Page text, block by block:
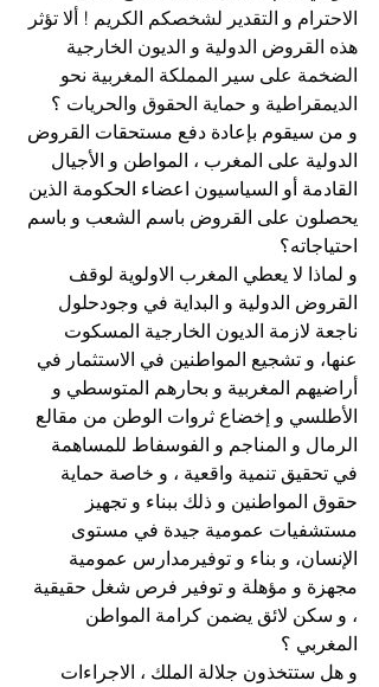
الاحترام و التقدير لشخصكم الكريم ! ألا تؤثر
هذه القروض الدولية و الديون الخارجية
الضخمة على سير المملكة المغربية نحو
الديمقراطية و حماية الحقوق والحريات ؟
و من سيقوم بإعادة دفع مستحقات القروض
الدولية على المغرب ، المواطن و الأجيال
القادمة أو السياسيون اعضاء الحكومة الذين
يحصلون على القروض باسم الشعب و باسم
احتياجاته؟
و لماذا لا يعطي المغرب الاولوية لوقف
القروض الدولية و البداية في وجودحلول
ناجعة لازمة الديون الخارجية المسكوت
عنها، و تشجيع المواطنين في الاستثمار في
أراضيهم المغربية و بحارهم المتوسطي و
الأطلسي و إخضاع ثروات الوطن من مقالع
الرمال و المناجم و الفوسفاط للمساهمة
في تحقيق تنمية واقعية ، و خاصة حماية
حقوق المواطنين و ذلك ببناء و تجهيز
مستشفيات عمومية جيدة في مستوى
الإنسان، و بناء و توفيرمدارس عمومية
مجهزة و مؤهلة و توفير فرص شغل حقيقية
، و سكن لائق يضمن كرامة المواطن
المغربي ؟
و هل ستتخذون جلالة الملك ، الاجراءات